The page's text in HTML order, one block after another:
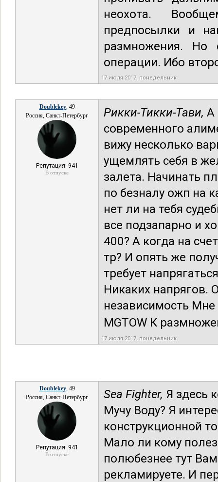
неохота.
предпосылки и
размножения. Но
операции. Ибо
17 июля 2017, понедельник
Doublekey, 49
Россия, Санкт-Петербург
Репутация: 941
В отпуске
Рикки-Тикки-Тави, А
современного
вижу несколько
ущемлять себя в
залета. Начинать
по безналу ожп на
нет ли на тебя
все подзапарно и
400? А когда на
тр? И опять же
требует
Никаких напрягов.
независимость Мне
MGTOW К
17 июля 2017, понедельник
Doublekey, 49
Россия, Санкт-Петербург
Репутация: 941
В отпуске
Sea Fighter, Я здесь
Мучу Воду? Я
конструкционной
Мало ли кому
полюбезнее тут
рекламируете. И